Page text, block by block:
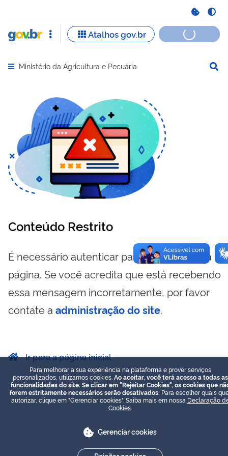
Abrir menu principal de navegação
Ministério da Agricultura e Pecuária
Conteúdo Restrito
É necessário autenticar para visualizar essa
página. Se você acredita que está recebendo
essa mensagem incorretamente, por favor
contate a administração do site.
Ir para a página inicial
Para melhorar a sua experiência na plataforma e prover serviços
personalizados, utilizamos cookies. Ao aceitar, você terá acesso a todas as
funcionalidades do site. Se clicar em "Rejeitar Cookies", os cookies que
forem estritamente necessários serão desativados. Para escolher quais
autorizar, clique em "Gerenciar cookies". Saiba mais em nossa Declaração
Cookies
Gerenciar cookies